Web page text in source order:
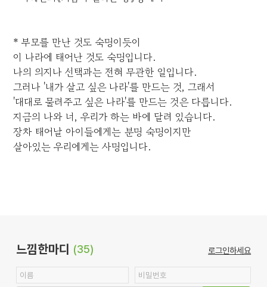
* 부모를 만난 것도 숙명이듯이
이 나라에 태어난 것도 숙명입니다.
나의 의지나 선택과는 전혀 무관한 일입니다.
그러나 '내가 살고 싶은 나라'를 만드는 것, 그래서
'대대로 물려주고 싶은 나라'를 만드는 것은 다릅니다.
지금의 나와 너, 우리가 하는 바에 달려 있습니다.
장차 태어날 아이들에게는 분명 숙명이지만
살아있는 우리에게는 사명입니다.
느낌한마디 (35) 로그인하세요